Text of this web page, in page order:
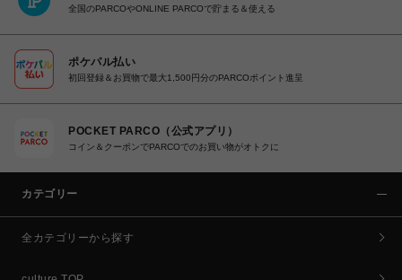
全国のPARCOやONLINE PARCOで貯まる＆使える
ポケパル払い
初回登録＆お買物で最大1,500円分のPARCOポイント進呈
POCKET PARCO（公式アプリ）
コイン＆クーポンでPARCOでのお買い物がオトクに
カテゴリー
全カテゴリーから探す